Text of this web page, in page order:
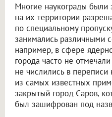
Многие наукограды были
на их территории
по специальному
занимались различными
например, в сфере
города часто не
не числились в переписи
из самых известных
закрытый город Саров,
был зашифрован под